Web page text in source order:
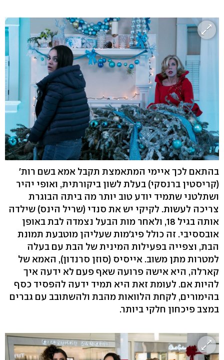
בהתאם לכך איימי המתאמצת תקבל אמא בשם רות'
(קריסטין ברנסקי) בעלת לשון ביקורתית, ואופי יהיר
ושתלטני שתמיד יודע טוב יותר מה ביתה הבוגרת
צריכה לעשות. לקיקי יש את סנדי (שריל הינס) שילדה
אותה בגיל 18, ולאחר מות הבעל נצמדה לבת באופן
אובססיבי. זה כולל פיג'מות שעליהן מוטבעת תמונת
הבת, וצפייה בפעילות המינית של הבת עם בעלה
למטרות מתן משוב. אייסיס (סוזן סרנדון), האמא של
קארלה, היא אישה פרועה שאף פעם לא ידעה איך
להיות אם. לעומת זאת היא תמיד ידעה להפסיד כסף
בהימורים, לקחת הלוואות מהבת ולהשתובב עם גברים
במצב פיכחון חלקי ביותר.